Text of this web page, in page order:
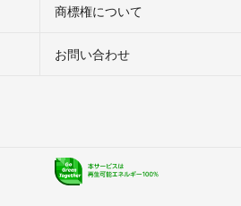
商標権について
お問い合わせ